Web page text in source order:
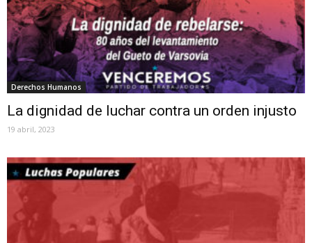
Derechos Humanos
La dignidad de luchar contra un orden injusto
19 abril, 2023